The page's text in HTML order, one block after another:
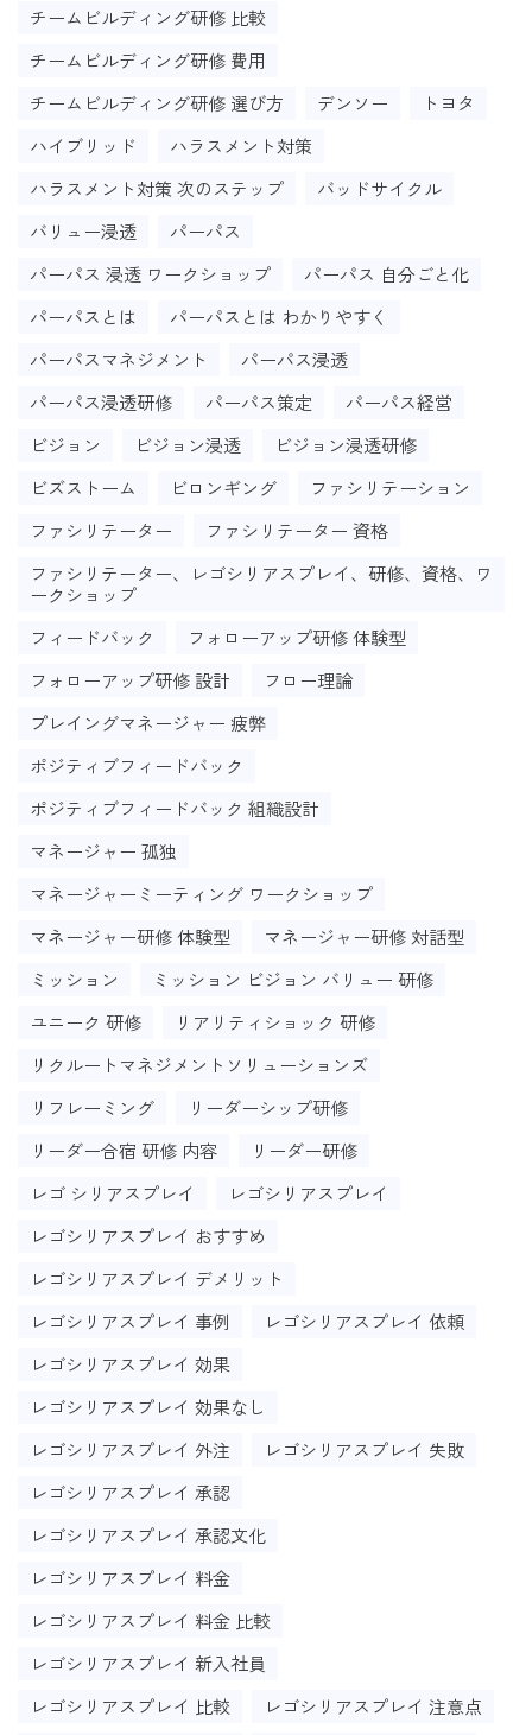
チームビルディング研修 比較
チームビルディング研修 費用
チームビルディング研修 選び方
デンソー
トヨタ
ハイブリッド
ハラスメント対策
ハラスメント対策 次のステップ
バッドサイクル
バリュー浸透
パーパス
パーパス 浸透 ワークショップ
パーパス 自分ごと化
パーパスとは
パーパスとは わかりやすく
パーパスマネジメント
パーパス浸透
パーパス浸透研修
パーパス策定
パーパス経営
ビジョン
ビジョン浸透
ビジョン浸透研修
ビズストーム
ビロンギング
ファシリテーション
ファシリテーター
ファシリテーター 資格
ファシリテーター、レゴシリアスプレイ、研修、資格、ワ
ークショップ
フィードバック
フォローアップ研修 体験型
フォローアップ研修 設計
フロー理論
プレイングマネージャー 疲弊
ポジティブフィードバック
ポジティブフィードバック 組織設計
マネージャー 孤独
マネージャーミーティング ワークショップ
マネージャー研修 体験型
マネージャー研修 対話型
ミッション
ミッション ビジョン バリュー 研修
ユニーク 研修
リアリティショック 研修
リクルートマネジメントソリューションズ
リフレーミング
リーダーシップ研修
リーダー合宿 研修 内容
リーダー研修
レゴ シリアスプレイ
レゴシリアスプレイ
レゴシリアスプレイ おすすめ
レゴシリアスプレイ デメリット
レゴシリアスプレイ 事例
レゴシリアスプレイ 依頼
レゴシリアスプレイ 効果
レゴシリアスプレイ 効果なし
レゴシリアスプレイ 外注
レゴシリアスプレイ 失敗
レゴシリアスプレイ 承認
レゴシリアスプレイ 承認文化
レゴシリアスプレイ 料金
レゴシリアスプレイ 料金 比較
レゴシリアスプレイ 新入社員
レゴシリアスプレイ 比較
レゴシリアスプレイ 注意点